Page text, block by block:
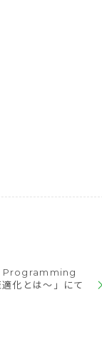
Programming
化とは～」にて